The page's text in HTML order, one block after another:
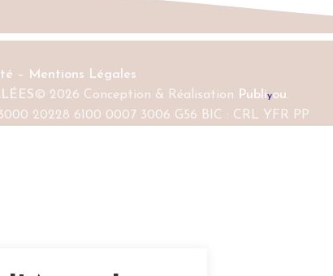
–
Mentions Légales
© 2026 Conception & Réalisation Publiyou.
20228 6100 0007 3006 G56 BIC : CRL YFR PP